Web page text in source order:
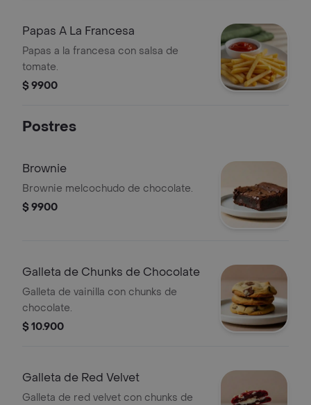
Papas A La Francesa
Papas a la francesa con salsa de
tomate.
$ 9900
Postres
Brownie
Brownie melcochudo de chocolate.
$ 9900
Galleta de Chunks de Chocolate
Galleta de vainilla con chunks de
chocolate.
$ 10.900
Galleta de Red Velvet
Galleta de red velvet con chunks de